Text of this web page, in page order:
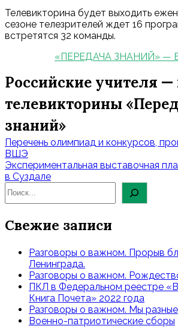
Телевикторина будет выходить
сезоне телезрителей ждет 16
встретятся 32 команды.
«ПЕРЕДАЧА ЗНАНИЙ» —
Российские учителя —
телевикторины
знаний»
Навигация
по
записям
Перечень олимпиад и конкурсов,
ВШЭ
Экспериментальная выставочная
в Суздале
Свежие записи
Разговоры о важном. Прорыв
Ленинграда.
Разговоры о важном.
ПКЛ в Федеральном реестре
Книга Почета» 2022 года
Разговоры о важном. Мы
Военно-патриотические сборы